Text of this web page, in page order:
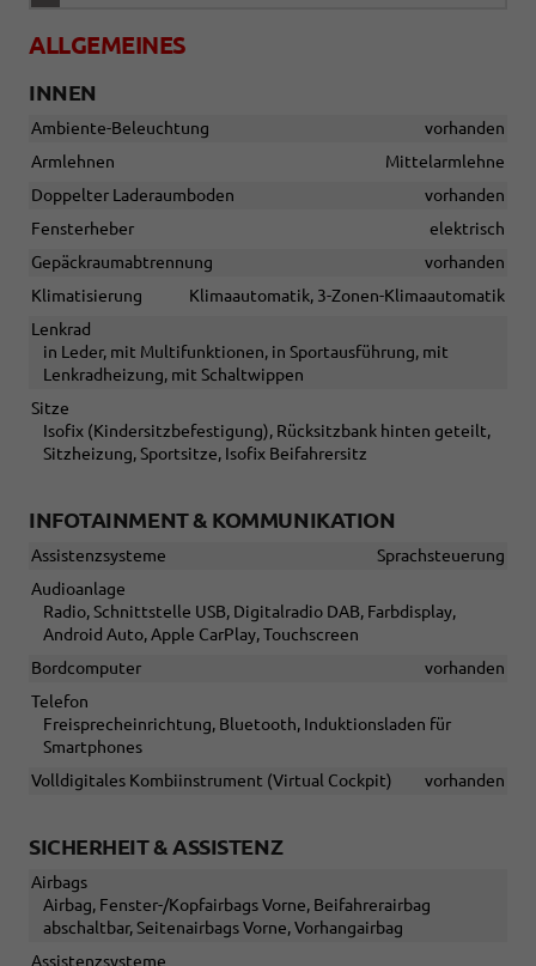
ALLGEMEINES
INNEN
Ambiente-Beleuchtung
vorhanden
Armlehnen
Mittelarmlehne
Doppelter Laderaumboden
vorhanden
Fensterheber
elektrisch
Gepäckraumabtrennung
vorhanden
Klimatisierung
Klimaautomatik, 3-Zonen-Klimaautomatik
Lenkrad
in Leder, mit Multifunktionen, in Sportausführung, mit
Lenkradheizung, mit Schaltwippen
Sitze
Isofix (Kindersitzbefestigung), Rücksitzbank hinten geteilt,
Sitzheizung, Sportsitze, Isofix Beifahrersitz
INFOTAINMENT & KOMMUNIKATION
Assistenzsysteme
Sprachsteuerung
Audioanlage
Radio, Schnittstelle USB, Digitalradio DAB, Farbdisplay,
Android Auto, Apple CarPlay, Touchscreen
Bordcomputer
vorhanden
Telefon
Freisprecheinrichtung, Bluetooth, Induktionsladen für
Smartphones
Volldigitales Kombiinstrument (Virtual Cockpit)
vorhanden
SICHERHEIT & ASSISTENZ
Airbags
Airbag, Fenster-/Kopfairbags Vorne, Beifahrerairbag
abschaltbar, Seitenairbags Vorne, Vorhangairbag
Assistenzsysteme